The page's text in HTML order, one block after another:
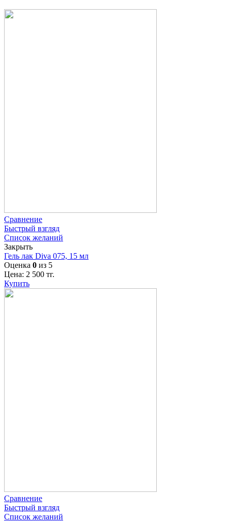
Сравнение
Быстрый взгляд
Список желаний
Закрыть
Гель лак Diva 075, 15 мл
Оценка 0 из 5
Цена: 2 500 тг.
Купить
Сравнение
Быстрый взгляд
Список желаний